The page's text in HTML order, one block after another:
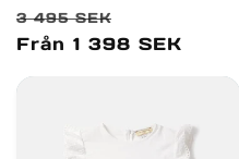
Ordinarie
pris
3 495 SEK
Från 1 398 SEK